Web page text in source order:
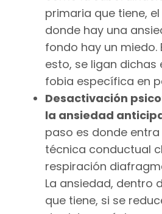
primaria que tiene, el
donde hay una
fondo hay un miedo.
esto, se ligan dichas
fobia específica en
Desactivación
la ansiedad
paso es donde
técnica conductual
respiración
La ansiedad, dentro
que tiene, si se